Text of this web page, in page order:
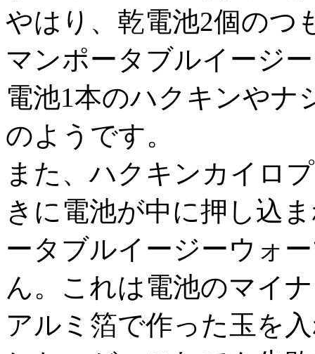
やはり、乾電池2個のつ
マンポータブルイージ
電池1本のハクキンやナ
のようです。
また、ハクキンカイロ
きに電池が中に押し込
ータブルイージーウォ
ん。これは電池のマイ
アルミ箔で作った玉を